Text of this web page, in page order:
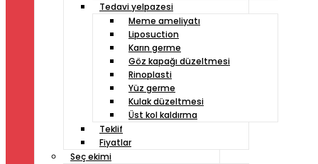
Tedavi yelpazesi
Meme ameliyatı
Liposuction
Karın germe
Göz kapağı düzeltmesi
Rinoplasti
Yüz germe
Kulak düzeltmesi
Üst kol kaldırma
Teklif
Fiyatlar
Seç ekimi